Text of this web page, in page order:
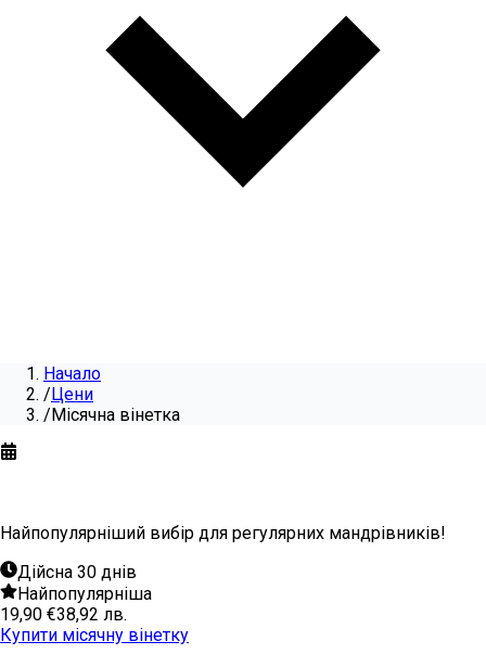
Начало
/Цени
/Місячна вінетка
Найпопулярніший вибір для регулярних мандрівників!
Дійсна 30 днів
Найпопулярніша
19,90 €38,92 лв.
Купити місячну вінетку